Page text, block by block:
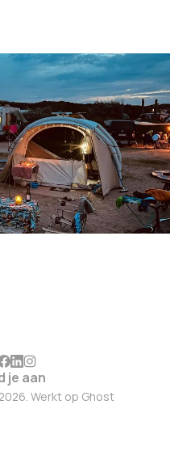
of sjiek-de-
Members
je aan
Werkt op Ghost